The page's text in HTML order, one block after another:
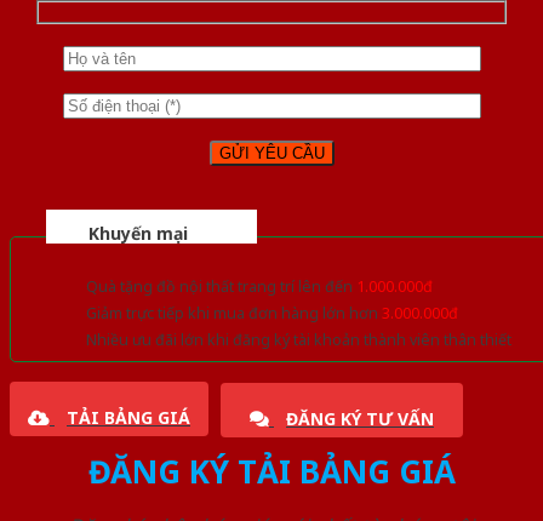
Khuyến mại
Quà tặng đồ nội thất trang trí lên đến 1.000.000đ
Giảm trực tiếp khi mua đơn hàng lớn hơn 3.000.000đ
Nhiều ưu đãi lớn khi đăng ký tài khoản thành viên thân thiết
TẢI BẢNG GIÁ ĐĂNG KÝ TƯ VẤN
ĐĂNG KÝ TẢI BẢNG GIÁ